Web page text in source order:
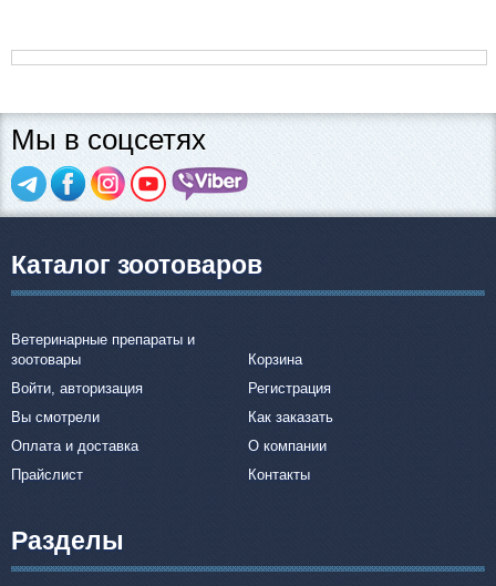
Мы в соцсетях
Каталог зоотоваров
Ветеринарные препараты и
зоотовары
Корзина
Войти, авторизация
Регистрация
Вы смотрели
Как заказать
Оплата и доставка
О компании
Прайслист
Контакты
Разделы